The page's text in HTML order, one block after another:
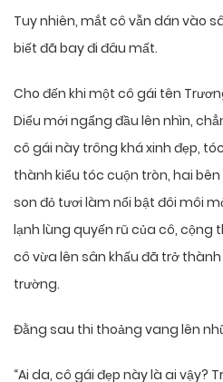
Tuy nhiên, mắt cô vẫn dán vào
biết đã bay đi đâu mất.
Cho đến khi một cô gái tên
Diểu mới ngẩng đầu lên nhìn,
cô gái này trông khá xinh đẹp,
thành kiểu tóc cuộn tròn, hai
son đỏ tươi làm nổi bật đôi môi
lạnh lùng quyến rũ của cô, cộng
cô vừa lên sân khấu đã trở
trường.
Đằng sau thi thoảng vang lên
“Ai da, cô gái đẹp này là ai vậy?